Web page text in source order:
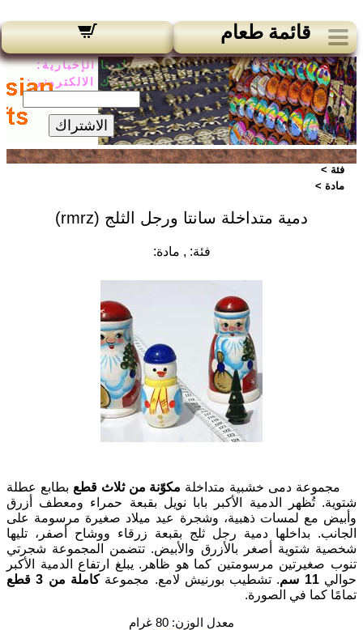
قائمة طعام
لدينا الإخبارية:
بريدك الالكتروني:
الاشتراك
فئة >
مادة >
دمية متداخلة سانتا ورجل الثلج (rmrz)
فئة:, مادة:
مجموعة دمى خشبية متداخلةمكوّنة من ثلاث قطعبطابع عطلة
تُظهر الدمية الأكبر بابا نويل بقبعة حمراء ومعطف أزرق
مع لمسات ذهبية، وشجرة عيد ميلاد صغيرة مرسومة على
بداخلها دمية رجل ثلج بقبعة زرقاء ووشاح أصفر، تليها
شتوية أصغر بالأزرق والأبيض. تتضمن المجموعة شجرتي
صغيرتين مرسومتين كما هو ظاهر. يبلغ ارتفاع الدمية الأكبر
11 سم . تشطيب بورنيش لامع. مجموعةكاملة من 3 قطع
كما في الصورة.
معدل الوزن: 80 غرام